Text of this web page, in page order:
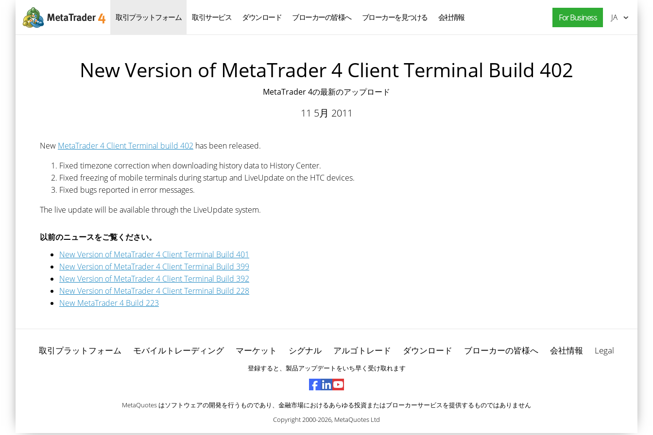
取引プラットフォーム 取引サービス ダウンロード ブローカーの皆様へ ブローカーを見つける 会社情報 For Business
日本語 JA
New Version of MetaTrader 4 Client Terminal Build 402
MetaTrader 4の最新のアップロード
11 5月 2011
New MetaTrader 4 Client Terminal build 402 has been released.
Fixed timezone correction when downloading history data to History Center.
Fixed freezing of mobile terminals during startup and LiveUpdate on the HTC devices.
Fixed bugs reported in error messages.
The live update will be available through the LiveUpdate system.
以前のニュースをご覧ください。
New Version of MetaTrader 4 Client Terminal Build 401
New Version of MetaTrader 4 Client Terminal Build 399
New Version of MetaTrader 4 Client Terminal Build 392
New Version of MetaTrader 4 Client Terminal Build 228
New MetaTrader 4 Build 223
取引プラットフォーム モバイルトレーディング マーケット シグナル アルゴトレード ダウンロード ブローカーの皆様へ 会社情報 Legal
登録すると、製品アップデートをいち早く受け取れます
MetaQuotes はソフトウェアの開発を行うものであり、金融市場におけるあらゆる投資またはブローカーサービスを提供するものではありません
Copyright 2000-2026, MetaQuotes Ltd